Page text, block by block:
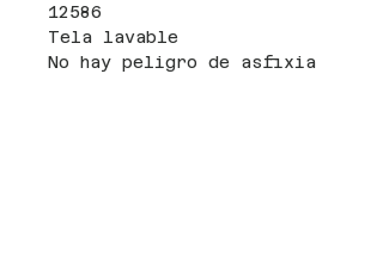
12586
Tela lavable
No hay peligro de asfixia